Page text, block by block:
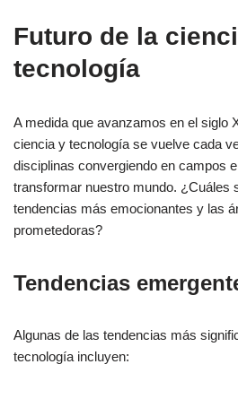
Futuro de la
tecnología
A medida que avanzamos en el siglo
ciencia y tecnología se vuelve cada
disciplinas convergiendo en campos
transformar nuestro mundo. ¿Cuáles
tendencias más emocionantes y las
prometedoras?
Tendencias
Algunas de las tendencias más
tecnología incluyen: